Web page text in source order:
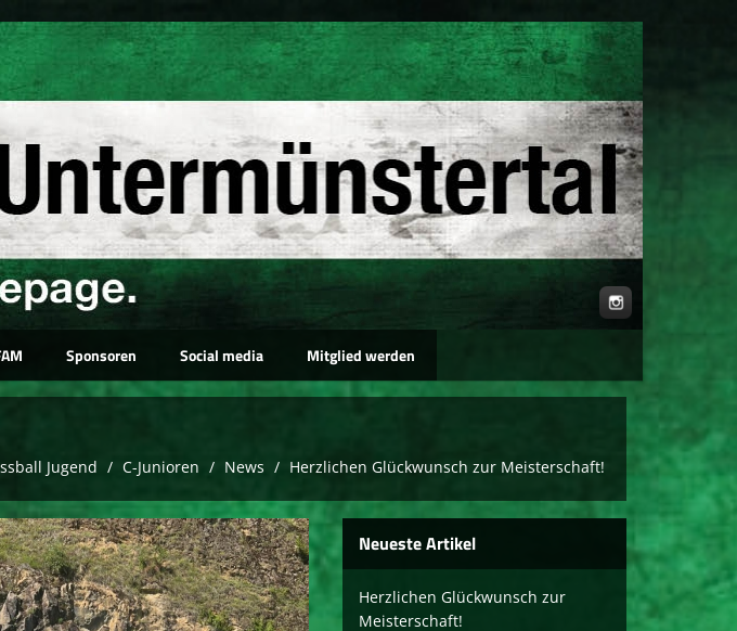
Sponsoren Social media Mitglied werden
Jugend C-Junioren News Herzlichen Glückwunsch zur Meisterschaft!
Neueste Artikel
Herzlichen Glückwunsch zur
Meisterschaft!